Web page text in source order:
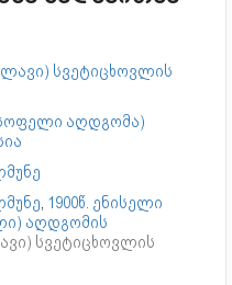
სვეტიცხოვლის
აღდგომა)
, 1900წ. ენისელი
აღდგომის
სვეტიცხოვლის